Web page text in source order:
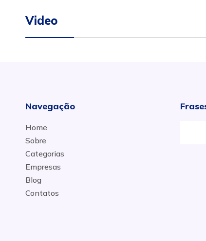
Video
Navegação
Home
Sobre
Categorias
Empresas
Blog
Contatos